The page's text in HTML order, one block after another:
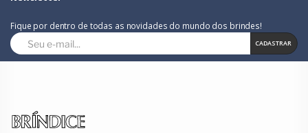
Fique por dentro de todas as novidades do mundo dos brindes!
CADASTRAR